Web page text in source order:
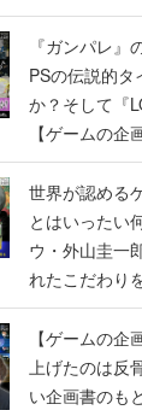
書】
『ガンパレ
PSの伝説的
か？そして『
【ゲームの企
世界が認める
とはいったい
ウ・外山圭一
れたこだわり
画書】
【ゲームの企
上げたのは反
い企画書のも